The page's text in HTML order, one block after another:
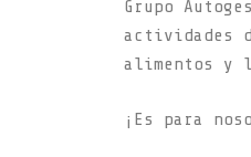
Grupo
actividades
alimentos y
¡Es para